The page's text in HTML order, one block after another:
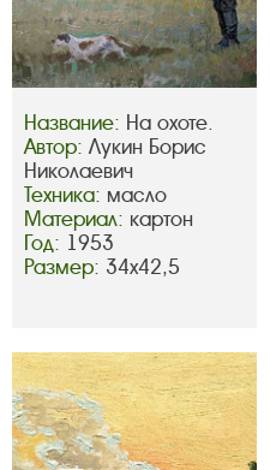
Название: На охоте.
Автор: Лукин Борис
Николаевич
Техника: масло
Материал: картон
Год: 1953
Размер: 34х42,5